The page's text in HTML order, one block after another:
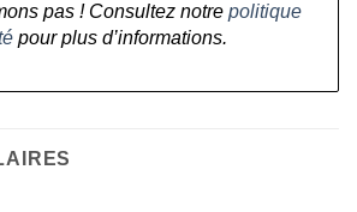
pas ! Consultez notre politique
pour plus d’informations.